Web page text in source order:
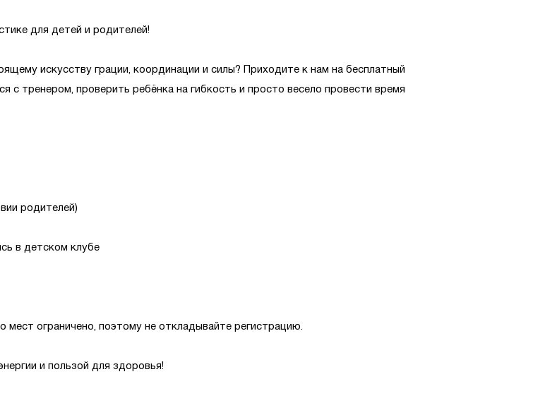
для детей и родителей!
искусству грации, координации и силы? Приходите к нам на бесплатный
с тренером, проверить ребёнка на гибкость и просто весело провести время
родителей)
в детском клубе
ограничено, поэтому не откладывайте регистрацию.
и пользой для здоровья!